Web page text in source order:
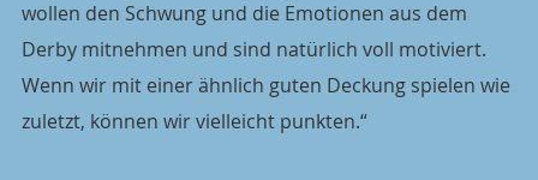
wollen den Schwung und die Emotionen aus dem
Derby mitnehmen und sind natürlich voll motiviert.
Wenn wir mit einer ähnlich guten Deckung spielen wie
zuletzt, können wir vielleicht punkten.“